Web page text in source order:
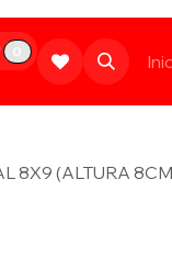
Limpieza
0
8X9 (ALTURA